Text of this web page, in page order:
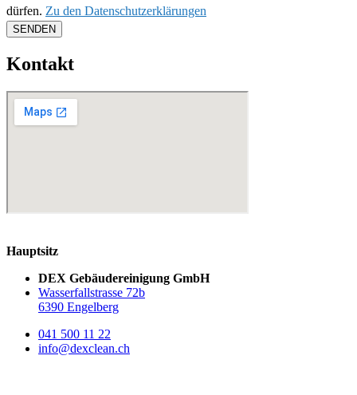
dürfen. Zu den Datenschutzerklärungen
SENDEN
Kontakt
Hauptsitz
DEX Gebäudereinigung GmbH
Wasserfallstrasse 72b
6390 Engelberg
041 500 11 22
info@dexclean.ch